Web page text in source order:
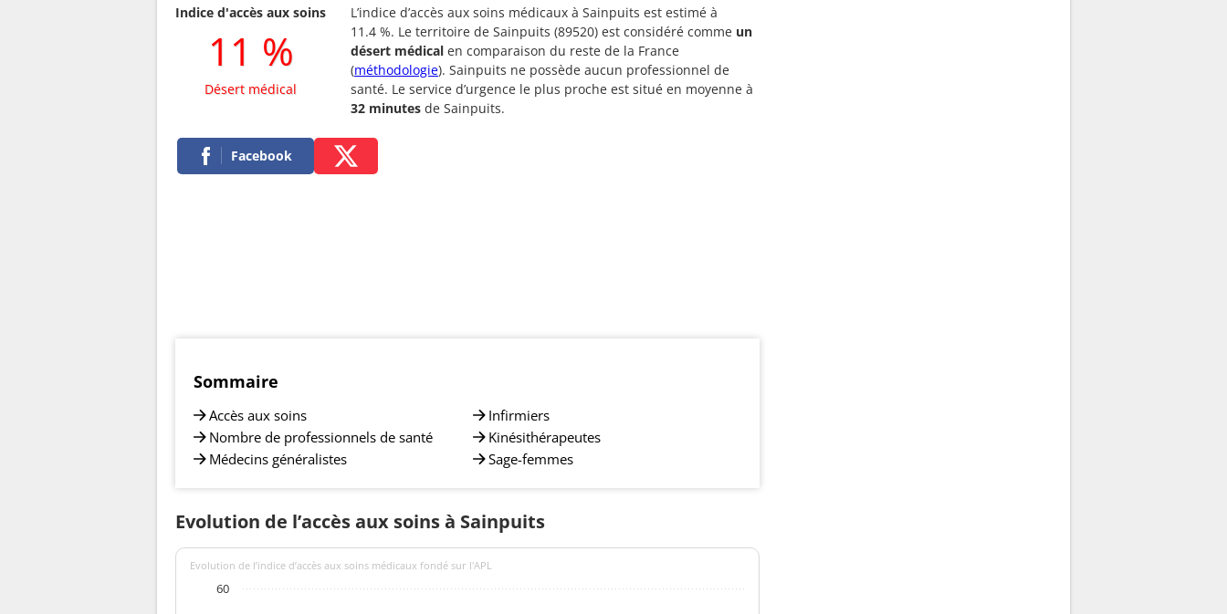
Indice d'accès aux soins
11 %
Désert médical
L’indice d’accès aux soins médicaux à Sainpuits est estimé à
11.4 %. Le territoire de Sainpuits (89520) est considéré comme un
désert médical en comparaison du reste de la France
(méthodologie). Sainpuits ne possède aucun professionnel de
santé. Le service d’urgence le plus proche est situé en moyenne à
32 minutes de Sainpuits.
Facebook
Sommaire
Accès aux soins
Nombre de professionnels de santé
Médecins généralistes
Infirmiers
Kinésithérapeutes
Sage-femmes
Evolution de l’accès aux soins à Sainpuits
Evolution de l’indice d’accès aux soins médicaux fondé sur l'APL
60